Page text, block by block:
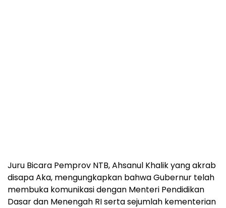
Juru Bicara Pemprov NTB, Ahsanul Khalik yang akrab
disapa Aka, mengungkapkan bahwa Gubernur telah
membuka komunikasi dengan Menteri Pendidikan
Dasar dan Menengah RI serta sejumlah kementerian